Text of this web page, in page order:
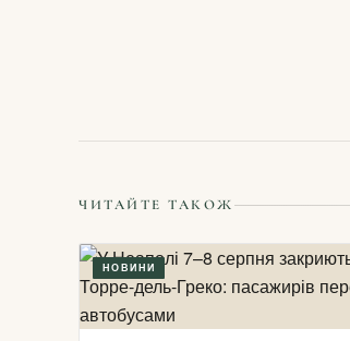
ЧИТАЙТЕ ТАКОЖ
НОВИНИ